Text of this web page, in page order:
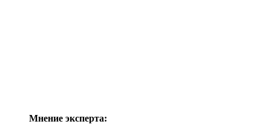
Мнение эксперта: